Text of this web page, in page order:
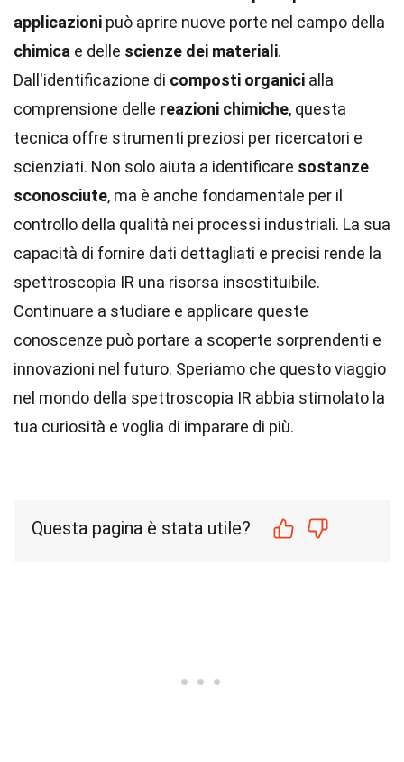
applicazioni può aprire nuove porte nel campo della
chimica e delle scienze dei materiali.
Dall'identificazione di composti organici alla
comprensione delle reazioni chimiche, questa
tecnica offre strumenti preziosi per ricercatori e
scienziati. Non solo aiuta a identificare sostanze
sconosciute, ma è anche fondamentale per il
controllo della qualità nei processi industriali. La sua
capacità di fornire dati dettagliati e precisi rende la
spettroscopia IR una risorsa insostituibile.
Continuare a studiare e applicare queste
conoscenze può portare a scoperte sorprendenti e
innovazioni nel futuro. Speriamo che questo viaggio
nel mondo della spettroscopia IR abbia stimolato la
tua curiosità e voglia di imparare di più.
Questa pagina è stata utile?